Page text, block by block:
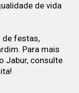
de vida
de festas,
Para mais
Jabur, consulte